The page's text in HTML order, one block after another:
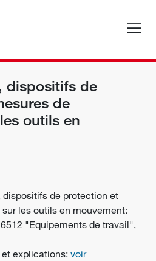
dispositifs de
de
outils en
de protection et
les outils en mouvement:
"Equipements de travail",
explications: voir